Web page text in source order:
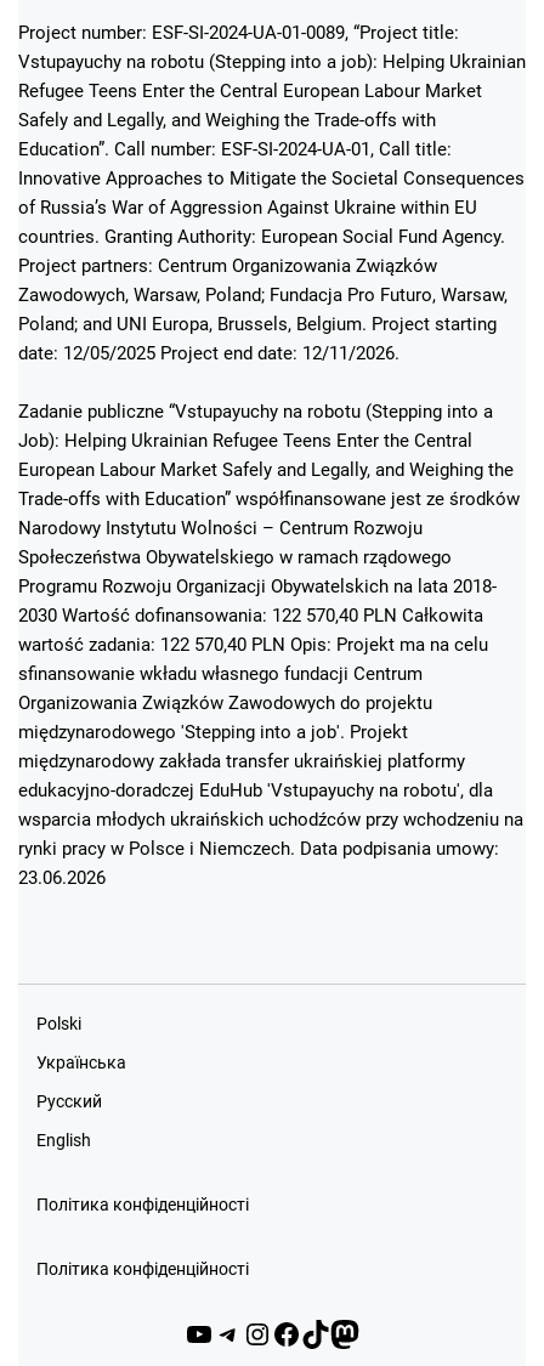
Project number: ESF-SI-2024-UA-01-0089, “Project title:
Vstupayuchy na robotu (Stepping into a job): Helping Ukrainian
Refugee Teens Enter the Central European Labour Market
Safely and Legally, and Weighing the Trade-offs with
Education”. Call number: ESF-SI-2024-UA-01, Call title:
Innovative Approaches to Mitigate the Societal Consequences
of Russia’s War of Aggression Against Ukraine within EU
countries. Granting Authority: European Social Fund Agency.
Project partners: Centrum Organizowania Związków
Zawodowych, Warsaw, Poland; Fundacja Pro Futuro, Warsaw,
Poland; and UNI Europa, Brussels, Belgium. Project starting
date: 12/05/2025 Project end date: 12/11/2026.
Zadanie publiczne “Vstupayuchy na robotu (Stepping into a
Job): Helping Ukrainian Refugee Teens Enter the Central
European Labour Market Safely and Legally, and Weighing the
Trade-offs with Education” współfinansowane jest ze środków
Narodowy Instytutu Wolności – Centrum Rozwoju
Społeczeństwa Obywatelskiego w ramach rządowego
Programu Rozwoju Organizacji Obywatelskich na lata 2018-
2030 Wartość dofinansowania: 122 570,40 PLN Całkowita
wartość zadania: 122 570,40 PLN Opis: Projekt ma na celu
sfinansowanie wkładu własnego fundacji Centrum
Organizowania Związków Zawodowych do projektu
międzynarodowego 'Stepping into a job'. Projekt
międzynarodowy zakłada transfer ukraińskiej platformy
edukacyjno-doradczej EduHub 'Vstupayuchy na robotu', dla
wsparcia młodych ukraińskich uchodźców przy wchodzeniu na
rynki pracy w Polsce i Niemczech. Data podpisania umowy:
23.06.2026
Polski
Українська
Русский
English
Політика конфіденційності
Політика конфіденційності
YouTube
Telegram
Instagram
Facebook
TikTok
Mastodon